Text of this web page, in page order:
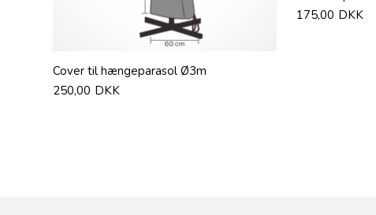
Cover til hængeparasol Ø3m
250,00 DKK
175,00 DKK